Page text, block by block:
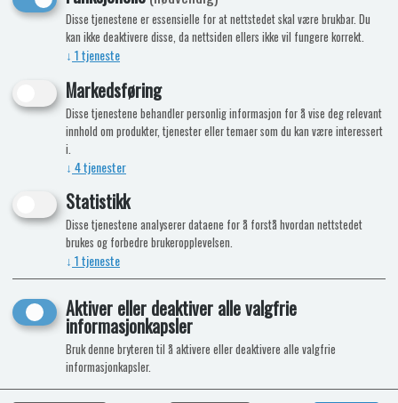
Disse tjenestene er essensielle for at nettstedet skal være brukbar. Du
kan ikke deaktivere disse, da nettsiden ellers ikke vil fungere korrekt.
↓ 1tjeneste
Markedsføring
Disse tjenestene behandler personlig informasjon for å vise deg relevant
innhold om produkter, tjenester eller temaer som du kan være interessert
i.
↓ 4tjenester
Statistikk
Disse tjenestene analyserer dataene for å forstå hvordan nettstedet
brukes og forbedre brukeropplevelsen.
↓ 1tjeneste
Aktiver eller deaktiver alle valgfrie
informasjonkapsler
Bruk denne bryteren til å aktivere eller deaktivere alle valgfrie
informasjonkapsler.